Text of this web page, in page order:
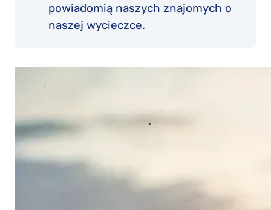
powiadomią naszych znajomych o
naszej wycieczce.